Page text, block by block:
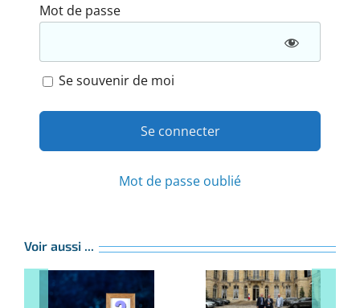
Mot de passe
Se souvenir de moi
Mot de passe oublié
Voir aussi ...